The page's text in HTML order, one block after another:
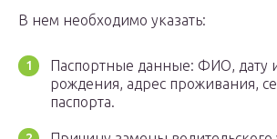
В нем необходимо указать:
Паспортные данные: ФИО, дату
рождения, адрес проживания,
паспорта.